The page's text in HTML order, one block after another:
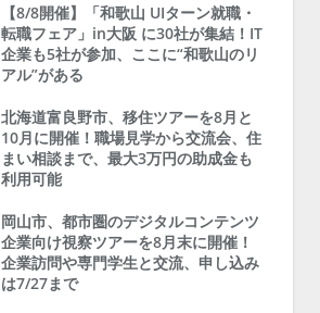
【8/8開催】「和歌山 UIターン就職・
転職フェア」in大阪 に30社が集結！IT
企業も5社が参加、ここに“和歌山のリ
アル”がある
北海道富良野市、移住ツアーを8月と
10月に開催！職場見学から交流会、住
まい相談まで、最大3万円の助成金も
利用可能
岡山市、都市圏のデジタルコンテンツ
企業向け視察ツアーを8月末に開催！
企業訪問や専門学生と交流、申し込み
は7/27まで